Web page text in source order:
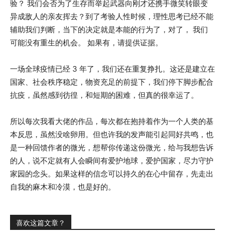
验？ 我们会否为了生存而举起武器向刚才还携手微笑转眼变
异成敌人的亲友挥去？到了考验人性时候，理性思考已经不能
辅助我们判断，当下的决定就是本能的行为了，对了， 我们
可能没有重生的机会。 如果有，请提供证据。
一场全球疫情已经 3 年了，我们还在重复挣扎。这还是建立在
国家、社会秩序稳定，物资充足的前提下，我们停下脚步配合
抗疫，虽然感到彷徨，和短期的困难，但真的很幸运了。
所以每次我看大佬的作品，每次都在抱持着作为一个人类的基
本反思，虽然没啥卵用。但也许我的发声能引起同好共鸣，也
是一种回馈作者的微光，想帮你传递这份微光，给与我想告诉
的人，说不定就有人会瞬间有爱护地球，爱护国家，尽力守护
家园的念头。如果这样的信念可以持久的在心中留存，先走出
自我的麻木和冷漠，也是好的。
喜欢这篇文章？